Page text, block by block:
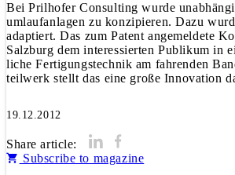
Bei Prilhofer Consulting wurde
umlaufanlagen zu konzipieren. Dazu
adaptiert. Das zum Patent angemeldete
Salzburg dem interessierten Publikum in
liche Fertigungstechnik am fahrenden
teilwerk stellt das eine große Innovation
19.12.2012
Share article:
Subscribe to magazine